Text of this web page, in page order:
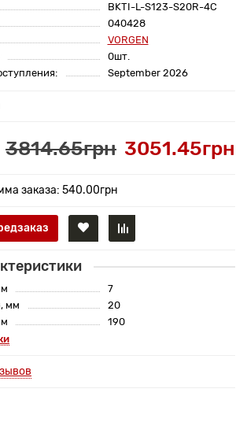
BKTI-L-S123-S20R-4C
040428
VORGEN
0шт.
September 2026
3814.65грн 3051.45грн
заказа: 540.00грн
7
мм
20
190